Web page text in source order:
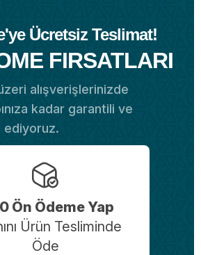
Ücretsiz Teslimat!
FIRSATLARI
alışverişlerinizde
kadar garantili ve
Ön Ödeme Yap
Ürün Tesliminde
Öde